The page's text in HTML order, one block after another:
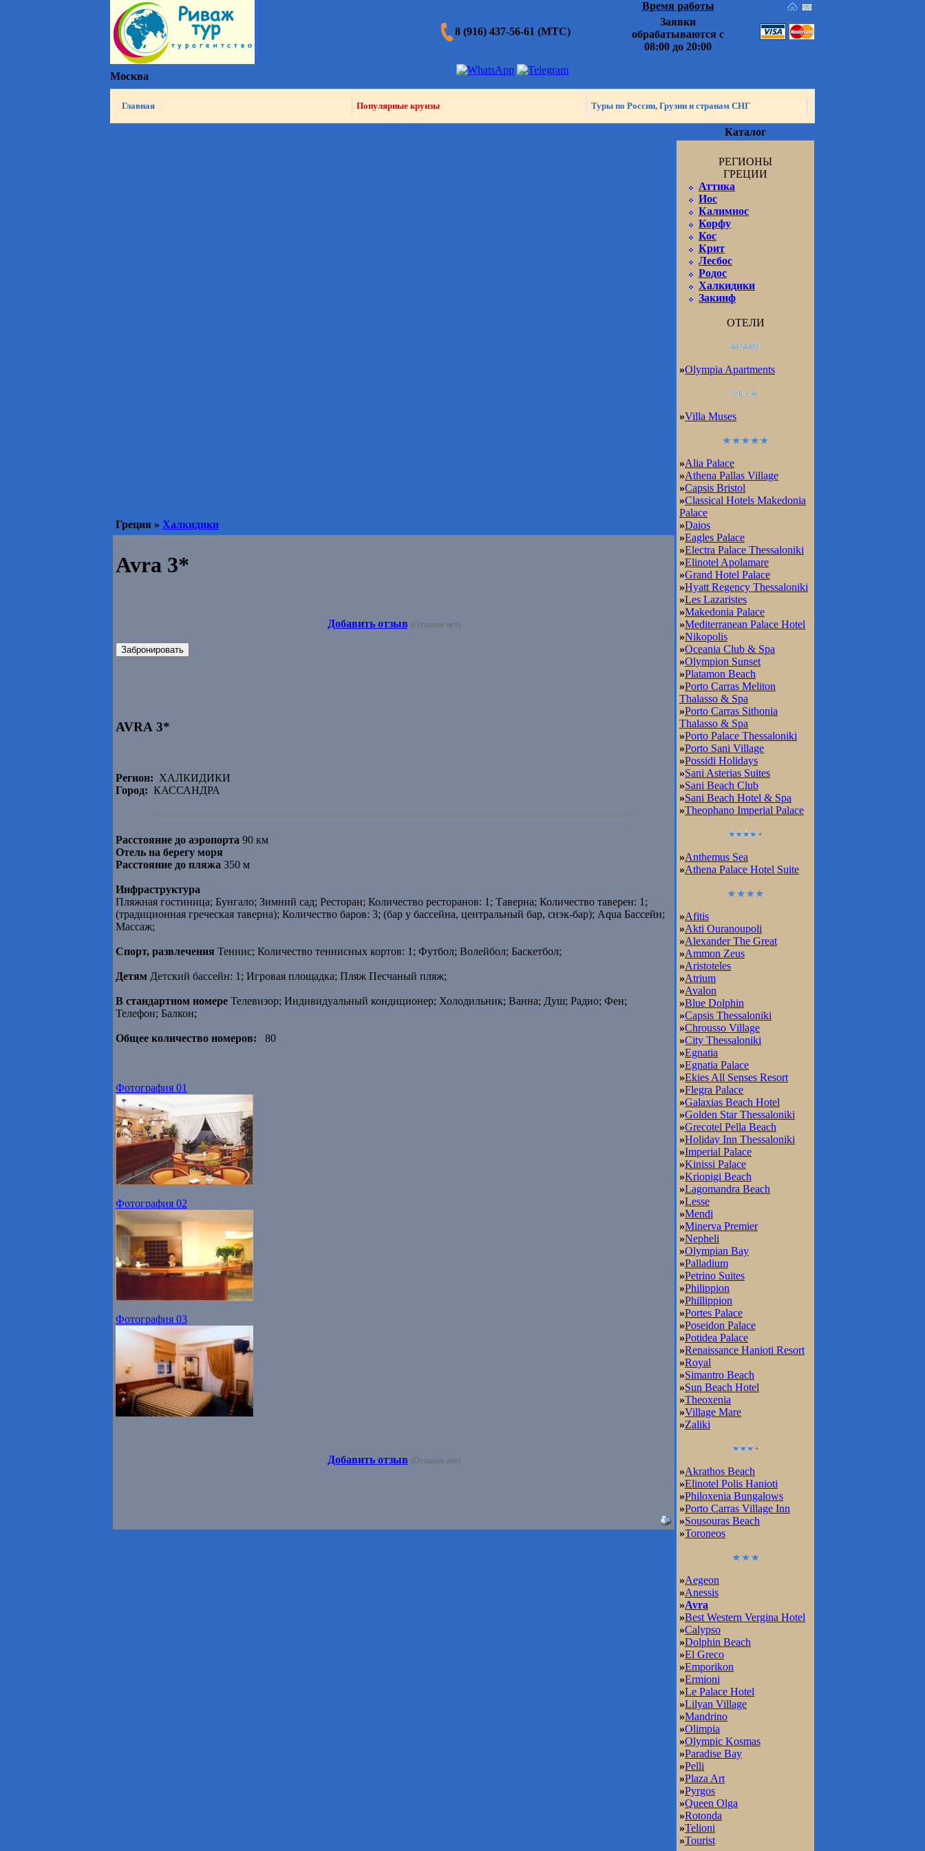
8 (916) 437-56-61 (МТС)
Время работы
Заявки
обрабатываются с
08:00 до 20:00
Москва
Главная Популярные круизы Туры по России, Грузии и странам СНГ
Греция » Халкидики
Avra 3*
Добавить отзыв (Отзывов нет)
Забронировать
AVRA 3*
Регион: ХАЛКИДИКИ
Город: КАССАНДРА
Расстояние до аэропорта 90 км
Отель на берегу моря
Расстояние до пляжа 350 м
Инфраструктура
Пляжная гостиница; Бунгало; Зимний сад; Ресторан; Количество ресторанов: 1; Таверна; Количество таверен: 1;
(традиционная греческая таверна); Количество баров: 3; (бар у бассейна, центральный бар, снэк-бар); Aqua Бассейн;
Массаж;
Спорт, развлечения Теннис; Количество теннисных кортов: 1; Футбол; Волейбол; Баскетбол;
Детям Детский бассейн: 1; Игровая площадка; Пляж Песчаный пляж;
В стандартном номере Телевизор; Индивидуальный кондиционер; Холодильник; Ванна; Душ; Радио; Фен;
Телефон; Балкон;
Общее количество номеров: 80
Фотография 01
Фотография 02
Фотография 03
Добавить отзыв (Отзывов нет)
Каталог
РЕГИОНЫ
ГРЕЦИИ
Аттика
Иос
Калимнос
Корфу
Кос
Крит
Лесбос
Родос
Халкидики
Закинф
ОТЕЛИ
»Olympia Apartments
»Villa Muses
»Alia Palace
»Athena Pallas Village
»Capsis Bristol
»Classical Hotels Makedonia
Palace
»Daios
»Eagles Palace
»Electra Palace Thessaloniki
»Elinotel Apolamare
»Grand Hotel Palace
»Hyatt Regency Thessaloniki
»Les Lazaristes
»Makedonia Palace
»Mediterranean Palace Hotel
»Nikopolis
»Oceania Club & Spa
»Olympion Sunset
»Platamon Beach
»Porto Carras Meliton
Thalasso & Spa
»Porto Carras Sithonia
Thalasso & Spa
»Porto Palace Thessaloniki
»Porto Sani Village
»Possidi Holidays
»Sani Asterias Suites
»Sani Beach Club
»Sani Beach Hotel & Spa
»Theophano Imperial Palace
»Anthemus Sea
»Athena Palace Hotel Suite
»Afitis
»Akti Ouranoupoli
»Alexander The Great
»Ammon Zeus
»Aristoteles
»Atrium
»Avalon
»Blue Dolphin
»Capsis Thessaloniki
»Chrousso Village
»City Thessaloniki
»Egnatia
»Egnatia Palace
»Ekies All Senses Resort
»Flegra Palace
»Galaxias Beach Hotel
»Golden Star Thessaloniki
»Grecotel Pella Beach
»Holiday Inn Thessaloniki
»Imperial Palace
»Kinissi Palace
»Kriopigi Beach
»Lagomandra Beach
»Lesse
»Mendi
»Minerva Premier
»Nepheli
»Olympian Bay
»Palladium
»Petrino Suites
»Philippion
»Phillippion
»Portes Palace
»Poseidon Palace
»Potidea Palace
»Renaissance Hanioti Resort
»Royal
»Simantro Beach
»Sun Beach Hotel
»Theoxenia
»Village Mare
»Zaliki
»Akrathos Beach
»Elinotel Polis Hanioti
»Philoxenia Bungalows
»Porto Carras Village Inn
»Sousouras Beach
»Toroneos
»Aegeon
»Anessis
»Avra
»Best Western Vergina Hotel
»Calypso
»Dolphin Beach
»El Greco
»Emporikon
»Ermioni
»Le Palace Hotel
»Lilyan Village
»Mandrino
»Olimpia
»Olympic Kosmas
»Paradise Bay
»Pelli
»Plaza Art
»Pyrgos
»Queen Olga
»Rotonda
»Telioni
»Tourist